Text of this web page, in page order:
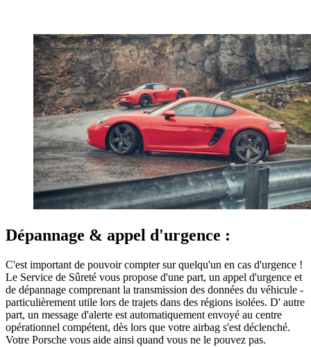
Dépannage & appel d'urgence :
C'est important de pouvoir compter sur quelqu'un en cas d'urgence !
Le Service de Sûreté vous propose d'une part, un appel d'urgence et
de dépannage comprenant la transmission des données du véhicule -
particulièrement utile lors de trajets dans des régions isolées. D' autre
part, un message d'alerte est automatiquement envoyé au centre
opérationnel compétent, dès lors que votre airbag s'est déclenché.
Votre Porsche vous aide ainsi quand vous ne le pouvez pas.